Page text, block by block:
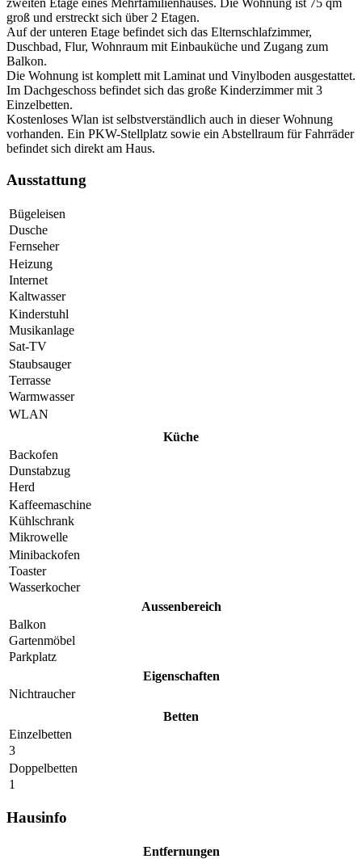
zweiten Etage eines Mehrfamilienhauses. Die Wohnung ist 75 qm
groß und erstreckt sich über 2 Etagen.
Auf der unteren Etage befindet sich das Elternschlafzimmer,
Duschbad, Flur, Wohnraum mit Einbauküche und Zugang zum
Balkon.
Die Wohnung ist komplett mit Laminat und Vinylboden ausgestattet.
Im Dachgeschoss befindet sich das große Kinderzimmer mit 3
Einzelbetten.
Kostenloses Wlan ist selbstverständlich auch in dieser Wohnung
vorhanden. Ein PKW-Stellplatz sowie ein Abstellraum für Fahrräder
befindet sich direkt am Haus.
Ausstattung
Bügeleisen
Dusche
Fernseher
Heizung
Internet
Kaltwasser
Kinderstuhl
Musikanlage
Sat-TV
Staubsauger
Terrasse
Warmwasser
WLAN
Küche
Backofen
Dunstabzug
Herd
Kaffeemaschine
Kühlschrank
Mikrowelle
Minibackofen
Toaster
Wasserkocher
Aussenbereich
Balkon
Gartenmöbel
Parkplatz
Eigenschaften
Nichtraucher
Betten
Einzelbetten
3
Doppelbetten
1
Hausinfo
Entfernungen